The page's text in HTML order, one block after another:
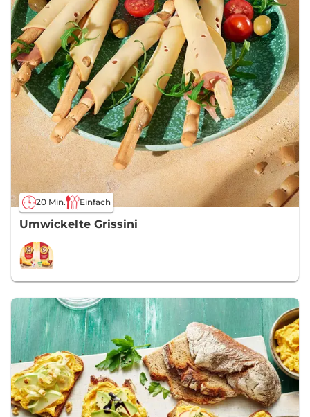
20 Min. Einfach
Umwickelte Grissini